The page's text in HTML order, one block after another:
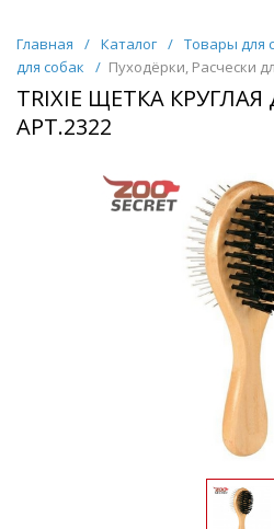
Главная / Каталог / Товары для
для собак
/ Пуходёрки, Расчески
TRIXIE ЩЕТКА
АРТ.2322